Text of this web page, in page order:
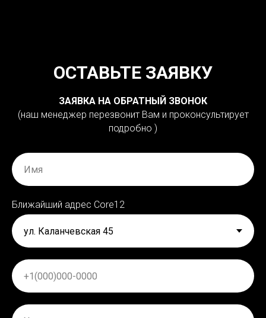
ОСТАВЬТЕ ЗАЯВКУ
ЗАЯВКА НА ОБРАТНЫЙ ЗВОНОК
(наш менеджер перезвонит Вам и проконсультирует
подробно )
Ближайший адрес Сore12